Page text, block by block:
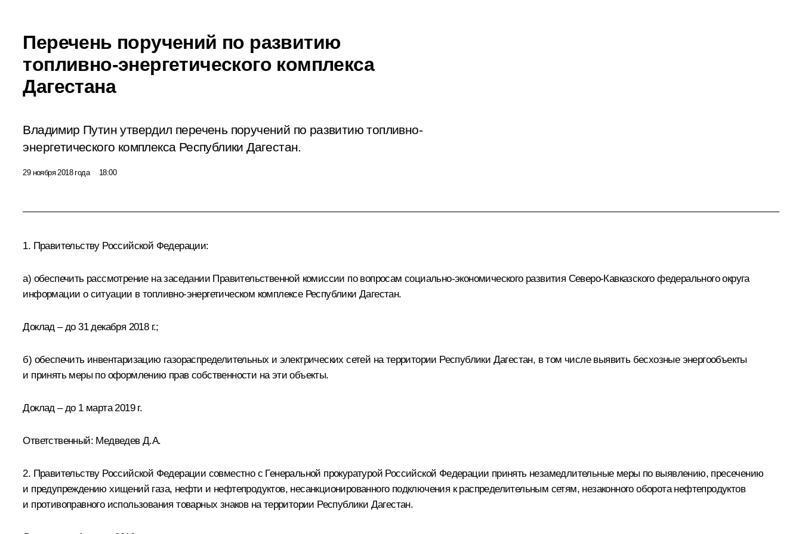
Перечень поручений по развитию
топливно-энергетического комплекса
Дагестана
Владимир Путин утвердил перечень поручений по развитию топливно-
энергетического комплекса Республики Дагестан.
29 ноября 2018 года 18:00
1. Правительству Российской Федерации:
а) обеспечить рассмотрение на заседании Правительственной комиссии по вопросам социально-экономического развития Северо-Кавказского федерального округа
информации о ситуации в топливно-энергетическом комплексе Республики Дагестан.
Доклад – до 31 декабря 2018 г.;
б) обеспечить инвентаризацию газораспределительных и электрических сетей на территории Республики Дагестан, в том числе выявить бесхозные энергообъекты
и принять меры по оформлению прав собственности на эти объекты.
Доклад – до 1 марта 2019 г.
Ответственный: Медведев Д.А.
2. Правительству Российской Федерации совместно с Генеральной прокуратурой Российской Федерации принять незамедлительные меры по выявлению, пресечению
и предупреждению хищений газа, нефти и нефтепродуктов, несанкционированного подключения к распределительным сетям, незаконного оборота нефтепродуктов
и противоправного использования товарных знаков на территории Республики Дагестан.